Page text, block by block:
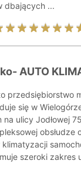
dbających ...
AUTO
przedsiębiorstwo
się w
na ulicy Jodłowej
obsłudze
klimatyzacji
szeroki zakres